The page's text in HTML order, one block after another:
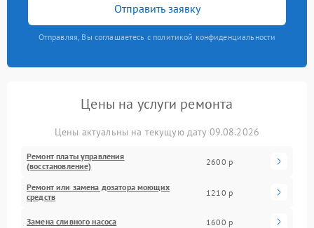
Отправить заявку
Отправляя, Вы соглашаетесь с политикой конфиденциальности
Цены на услуги ремонта
Цены актуальны на текущую дату 09.08.2026
Ремонт платы управления
(восстановление)
2600 р
Ремонт или замена дозатора моющих
средств
1210 р
Замена сливного насоса 1600 р